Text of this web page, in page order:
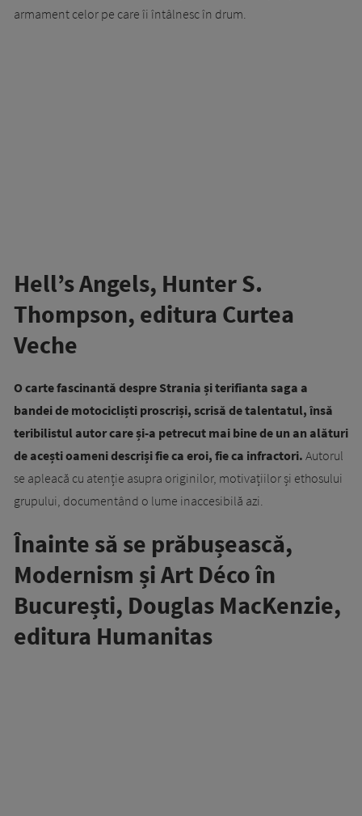
armament celor pe care îi întâlnesc în drum.
Hell’s Angels, Hunter S.
Thompson, editura Curtea
Veche
O carte fascinantă despre Strania și terifianta saga a
bandei de motocicliști proscriși, scrisă de talentatul, însă
teribilistul autor care și-a petrecut mai bine de un an alături
de acești oameni descriși fie ca eroi, fie ca infractori. Autorul
se apleacă cu atenție asupra originilor, motivațiilor și ethosului
grupului, documentând o lume inaccesibilă azi.
Înainte să se prăbușească,
Modernism și Art Déco în
București, Douglas MacKenzie,
editura Humanitas